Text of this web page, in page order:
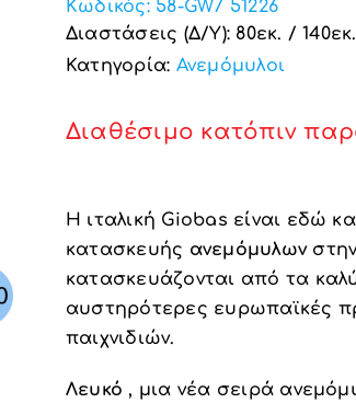
Κωδικός: 58-GW7 51226
Διαστάσεις (Δ/Υ): 80εκ. / 140εκ.
Κατηγορία: Ανεμόμυλοι
Διαθέσιμο κατόπιν
Η ιταλική Giobas είναι εδώ
κατασκευής ανεμόμυλων
κατασκευάζονται από τα
αυστηρότερες ευρωπαϊκές
παιχνιδιών.
Λευκό , μια νέα σειρά